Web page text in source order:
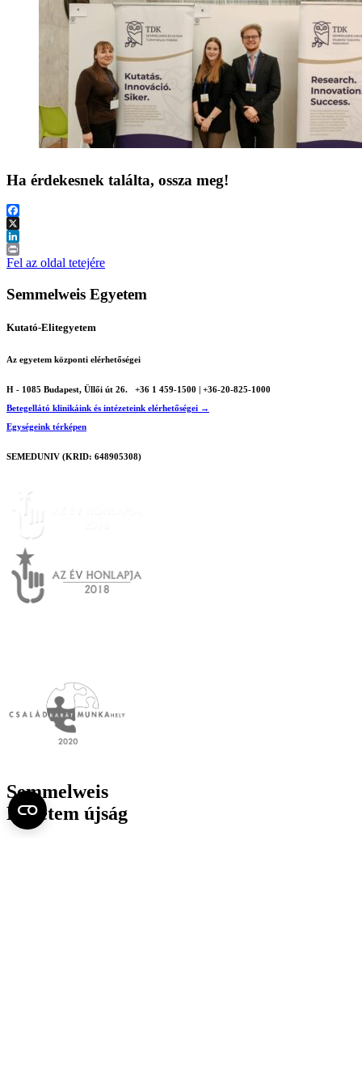
Ha érdekesnek találta, ossza meg!
Facebook
X
LinkedIn
Print
Fel az oldal tetejére
Semmelweis Egyetem
Kutató-Elitegyetem
Az egyetem központi elérhetőségei
H - 1085 Budapest, Üllői út 26.
+36 1 459-1500 | +36-20-825-1000
Betegellátó klinikáink és intézeteink elérhetőségei →
Egységeink térképen
SEMEDUNIV (KRID: 648905308)
Semmelweis
Egyetem újság